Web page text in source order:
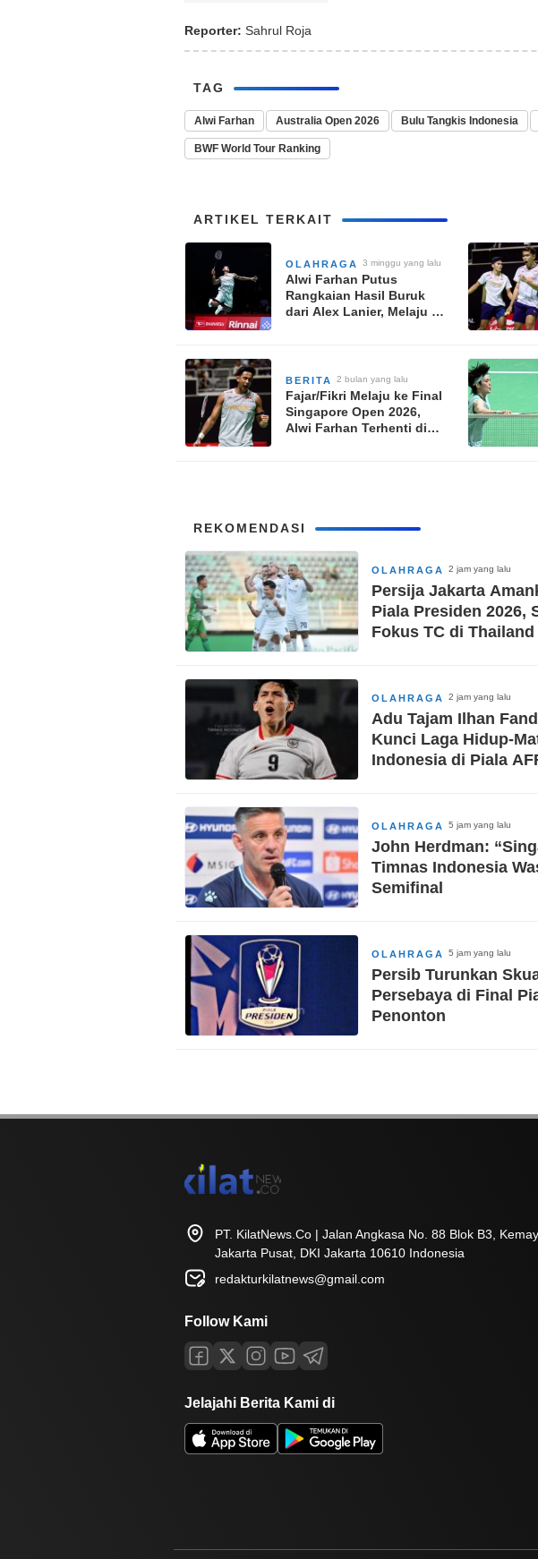
Reporter: Sahrul Roja
TAG
Alwi Farhan Australia Open 2026 Bulu Tangkis Indonesia
BWF World Tour Ranking
ARTIKEL TERKAIT
OLAHRAGA 3 minggu yang lalu
Alwi Farhan Putus
Rangkaian Hasil Buruk
dari Alex Lanier, Melaju ke
BERITA 2 bulan yang lalu
Fajar/Fikri Melaju ke Final
Singapore Open 2026,
Alwi Farhan Terhenti di
REKOMENDASI
OLAHRAGA 2 jam yang lalu
Persija Jakarta
Piala Presiden 2026,
Fokus TC di Thailand
OLAHRAGA 2 jam yang lalu
Adu Tajam Ilhan
Kunci Laga Hidup-
Indonesia di Piala
OLAHRAGA 5 jam yang lalu
John Herdman:
Timnas Indonesia
Semifinal
OLAHRAGA 5 jam yang lalu
Persib Turunkan
Persebaya di Final
Penonton
PT. KilatNews.Co | Jalan Angkasa No. 88 Blok B3,
Jakarta Pusat, DKI Jakarta 10610 Indonesia
redakturkilatnews@gmail.com
Follow Kami
Jelajahi Berita Kami di